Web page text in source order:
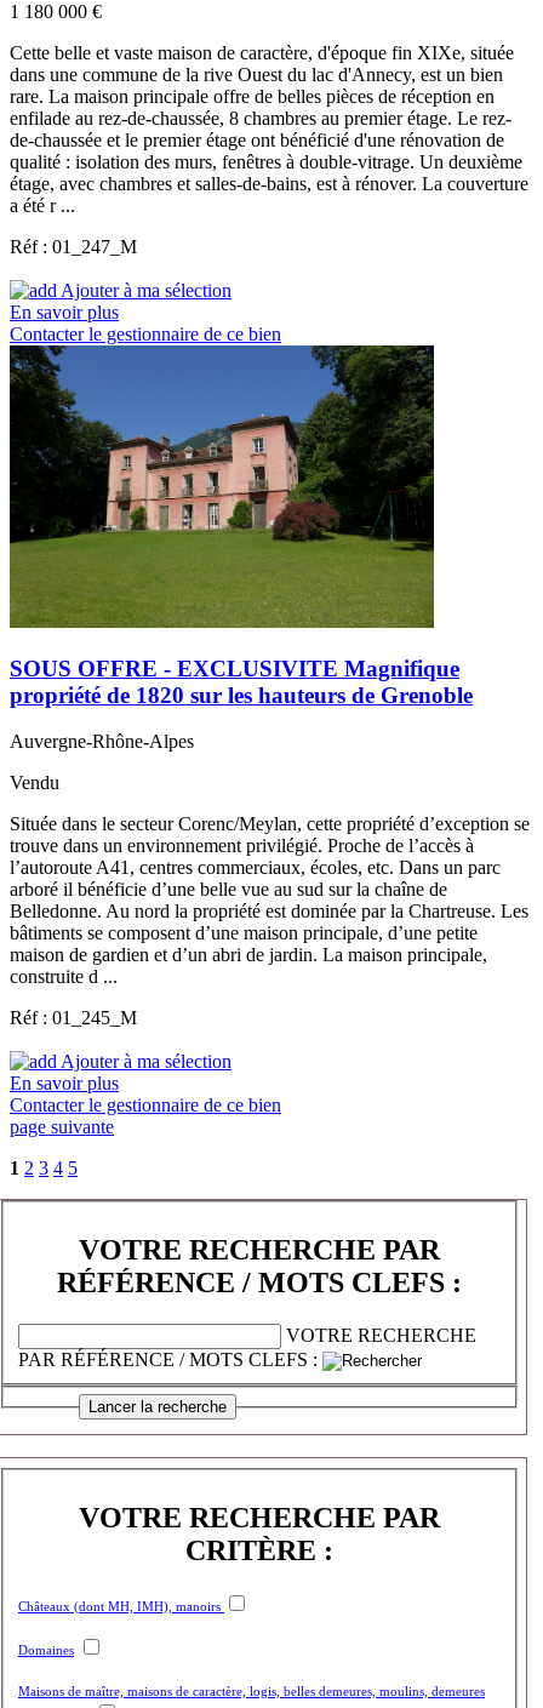
1 180 000 €
Cette belle et vaste maison de caractère, d'époque fin XIXe, située
dans une commune de la rive Ouest du lac d'Annecy, est un bien
rare. La maison principale offre de belles pièces de réception en
enfilade au rez-de-chaussée, 8 chambres au premier étage. Le rez-
de-chaussée et le premier étage ont bénéficié d'une rénovation de
qualité : isolation des murs, fenêtres à double-vitrage. Un deuxième
étage, avec chambres et salles-de-bains, est à rénover. La couverture
a été r ...
Réf : 01_247_M
Ajouter à ma sélection
En savoir plus
Contacter le gestionnaire de ce bien
SOUS OFFRE - EXCLUSIVITE Magnifique
propriété de 1820 sur les hauteurs de Grenoble
Auvergne-Rhône-Alpes
Vendu
Située dans le secteur Corenc/Meylan, cette propriété d’exception se
trouve dans un environnement privilégié. Proche de l’accès à
l’autoroute A41, centres commerciaux, écoles, etc. Dans un parc
arboré il bénéficie d’une belle vue au sud sur la chaîne de
Belledonne. Au nord la propriété est dominée par la Chartreuse. Les
bâtiments se composent d’une maison principale, d’une petite
maison de gardien et d’un abri de jardin. La maison principale,
construite d ...
Réf : 01_245_M
Ajouter à ma sélection
En savoir plus
Contacter le gestionnaire de ce bien
page suivante
1 2 3 4 5
VOTRE RECHERCHE PAR
RÉFÉRENCE / MOTS CLEFS :
VOTRE RECHERCHE
PAR RÉFÉRENCE / MOTS CLEFS :
VOTRE RECHERCHE PAR
CRITÈRE :
Châteaux (dont MH, IMH), manoirs
Domaines
Maisons de maître, maisons de caractère, logis, belles demeures, moulins, demeures